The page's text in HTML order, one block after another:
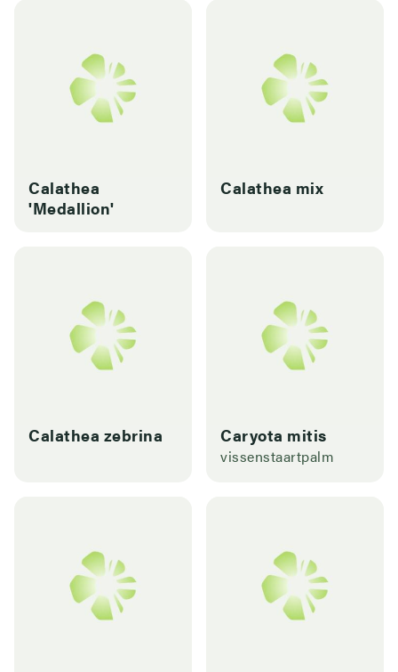
Calathea
'Medallion'
Calathea mix
Calathea zebrina Caryota mitis
vissenstaartpalm